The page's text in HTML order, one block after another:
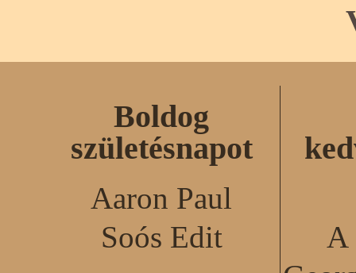
Boldog
születésnapot
Aaron Paul
Soós Edit
A